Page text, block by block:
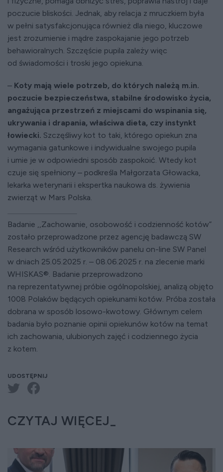
poczucie bliskości. Jednak, aby relacja z mruczkiem była
w pełni satysfakcjonująca również dla niego, kluczowe
jest zrozumienie i mądre zaspokajanie jego potrzeb
behawioralnych. Szczęście pupila zależy więc
od świadomości i troski jego opiekuna.
– Koty mają wiele potrzeb, do których należą m.in.
poczucie bezpieczeństwa, stabilne środowisko życia,
angażująca przestrzeń z miejscami do wspinania się,
ukrywania i drapania, właściwa dieta, czy instynkt
łowiecki. Szczęśliwy kot to taki, którego opiekun zna
wymagania gatunkowe i indywidualne swojego pupila
i umie je w odpowiedni sposób zaspokoić. Wtedy kot
czuje się spełniony – podkreśla Małgorzata Głowacka,
lekarka weterynarii i ekspertka naukowa ds. żywienia
zwierząt w Mars Polska.
Badanie ,,Zachowanie, osobowość i codzienność kotów”
zostało przeprowadzone przez agencję badawczą SW
Research wśród użytkowników panelu on-line SW Panel
w dniach 25.05.2025 r. – 08.06.2025 r. na zlecenie marki
WHISKAS®. Badanie przeprowadzono
na reprezentatywnej próbie ogólnopolskiej, analizą objęto
1008 Polaków będących opiekunami kotów. Próba została
dobrana w sposób losowo-kwotowy. Głównym celem
badania było poznanie opinii opiekunów kotów na temat
ich zachowania, ulubionych zajęć i codziennego życia
z kotem.
UDOSTĘPNIJ
CZYTAJ WIĘCEJ